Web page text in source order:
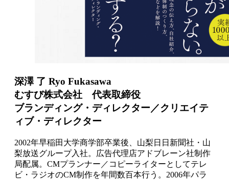
深澤 了 Ryo Fukasawa
むすび株式会社 代表取締役
ブランディング・ディレクター／クリエイテ
ィブ・ディレクター
2002年早稲田大学商学部卒業後、山梨日日新聞社・山
梨放送グループ入社。広告代理店アドブレーン社制作
局配属。CMプランナー／コピーライターとしてテレ
ビ・ラジオのCM制作を年間数百本行う。2006年パラ